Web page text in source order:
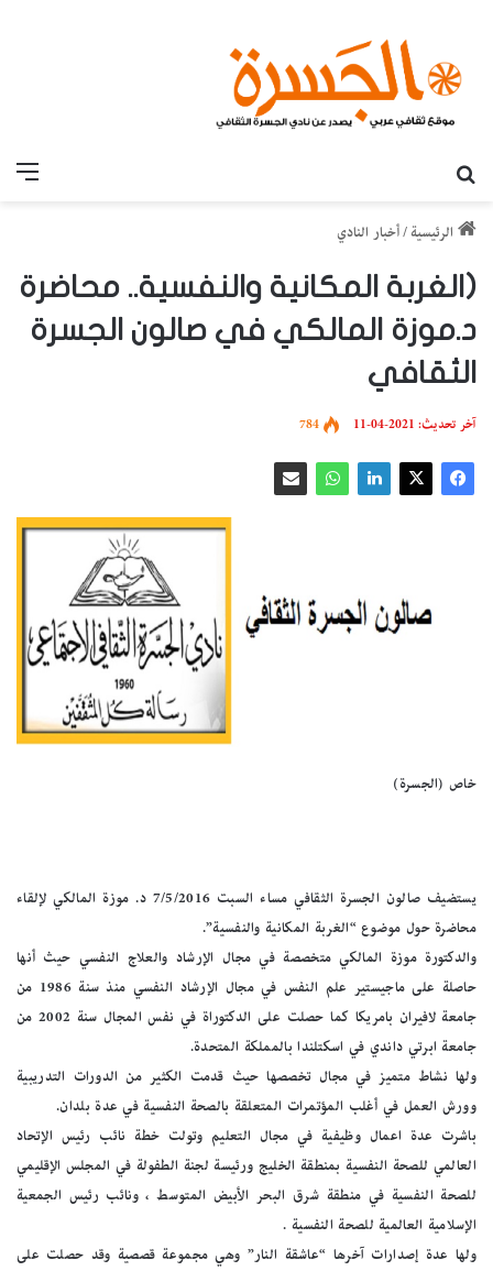
الرئيسية /أخبار النادي
(الغربة المكانية والنفسية.. محاضرة
د.موزة المالكي في صالون الجسرة
الثقافي
آخر تحديث: 2021-04-11 784
خاص (الجسرة)
يستضيف صالون الجسرة الثقافي مساء السبت 7/5/2016 د. موزة المالكي لإلقاء
محاضرة حول موضوع “الغربة المكانية والنفسية”.
والدكتورة موزة المالكي متخصصة في مجال الإرشاد والعلاج النفسي حيث أنها
حاصلة على ماجيستير علم النفس في مجال الإرشاد النفسي منذ سنة 1986 من
جامعة لافيران بامريكا كما حصلت على الدكتوراة في نفس المجال سنة 2002 من
جامعة ابرتي داندي في اسكتلندا بالمملكة المتحدة.
ولها نشاط متميز في مجال تخصصها حيث قدمت الكثير من الدورات التدريبية
وورش العمل في أغلب المؤتمرات المتعلقة بالصحة النفسية في عدة بلدان.
باشرت عدة اعمال وظيفية في مجال التعليم وتولت خطة نائب رئيس الإتحاد
العالمي للصحة النفسية بمنطقة الخليج ورئيسة لجنة الطفولة في المجلس الإقليمي
للصحة النفسية في منطقة شرق البحر الأبيض المتوسط ، ونائب رئيس الجمعية
الإسلامية العالمية للصحة النفسية .
ولها عدة إصدارات آخرها “عاشقة النار” وهي مجموعة قصصية وقد حصلت على